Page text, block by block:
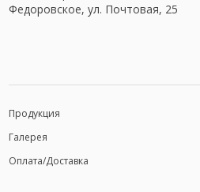
Федоровское, ул. Почтовая, 25
Продукция
Галерея
Оплата/Доставка